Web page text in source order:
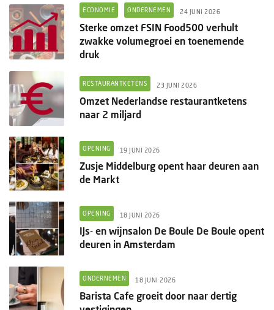
ECONOMIE ONDERNEMEN 24 JUNI 2026
Sterke omzet FSIN Food500 verhult
zwakke volumegroei en toenemende
druk
RESTAURANTKETENS 23 JUNI 2026
Omzet Nederlandse restaurantketens
naar 2 miljard
OPENING 19 JUNI 2026
Zusje Middelburg opent haar deuren aan
de Markt
OPENING 18 JUNI 2026
IJs- en wijnsalon De Boule De Boule opent
deuren in Amsterdam
ONDERNEMEN 18 JUNI 2026
Barista Cafe groeit door naar dertig